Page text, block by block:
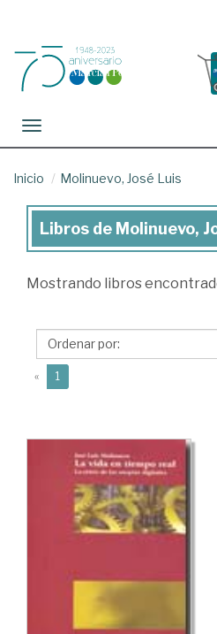
Toggle navigation
Inicio Molinuevo, José Luis
Libros
Molinuevo,
Luis
Libros de Molinuevo,
Mostrando libros
« 1